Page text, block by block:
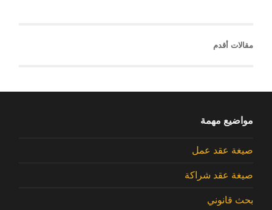
مقالات أقدم
مواضيع مهمة
صيغة عقد عمل
صيغة عقد شراكة
بحث قانوني